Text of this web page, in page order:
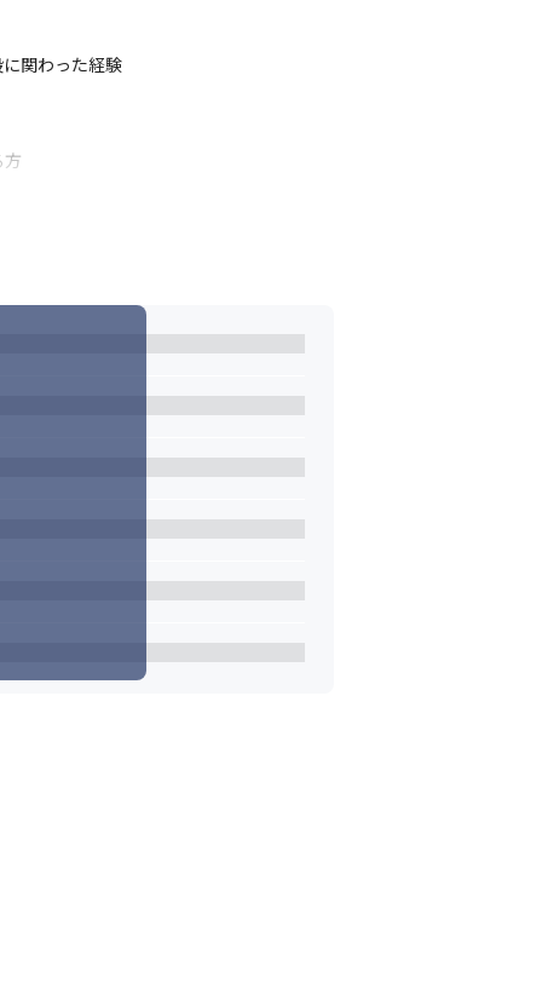
関わった経験